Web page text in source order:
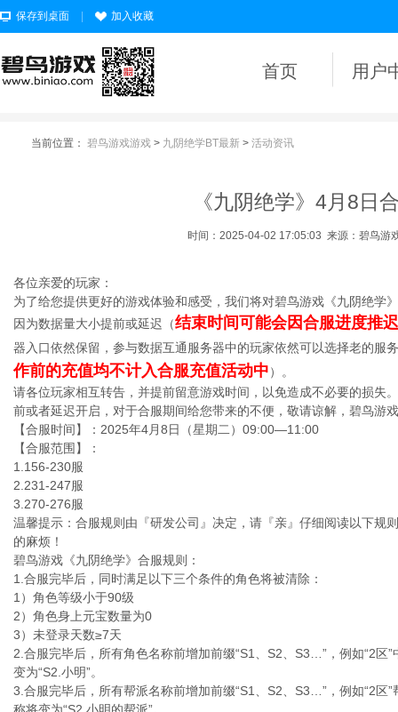
保存到桌面 加入收藏
首页 用户
当前位置： 碧鸟游戏游戏 > 九阴绝学BT最新 > 活动资讯
《九阴绝学》4月8日
时间：2025-04-02 17:05:03 来源：碧鸟游
各位亲爱的玩家：
为了给您提供更好的游戏体验和感受，我们将对碧鸟游戏《九阴绝学
因为数据量大小提前或延迟（结束时间可能会因合服进度推
器入口依然保留，参与数据互通服务器中的玩家依然可以选择老的服
作前的充值均不计入合服充值活动中）。
请各位玩家相互转告，并提前留意游戏时间，以免造成不必要的损失
前或者延迟开启，对于合服期间给您带来的不便，敬请谅解，碧鸟游
【合服时间】：2025年4月8日（星期二）09:00—11:00
【合服范围】：
1.156-230服
2.231-247服
3.270-276服
温馨提示：合服规则由『研发公司』决定，请『亲』仔细阅读以下规
的麻烦！
碧鸟游戏《九阴绝学》合服规则：
1.合服完毕后，同时满足以下三个条件的角色将被清除：
1）角色等级小于90级
2）角色身上元宝数量为0
3）未登录天数≥7天
2.合服完毕后，所有角色名称前增加前缀“S1、S2、S3…”，例如“2区
变为“S2.小明”。
3.合服完毕后，所有帮派名称前增加前缀“S1、S2、S3…”，例如“2区